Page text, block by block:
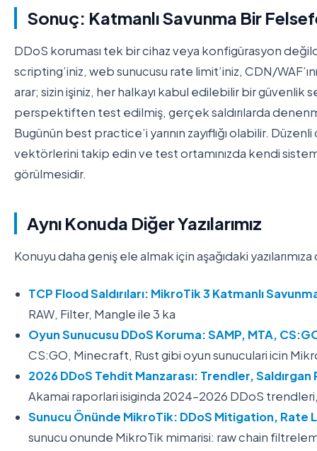
Sonuç: Katmanlı Savunma Bir
DDoS koruması tek bir cihaz veya konfigürasyon
scripting’iniz, web sunucusu rate limit’iniz, CDN/
arar; sizin işiniz, her halkayı kabul edilebilir bir güvenlik
perspektiften test edilmiş, gerçek saldırılarda
Bugünün best practice’i yarının zayıflığı olabilir.
vektörlerini takip edin ve test ortamınızda kendi
görülmesidir.
Aynı Konuda Diğer Yazılarımız
Konuyu daha geniş ele almak için aşağıdaki
TCP Flood Saldırıları: MikroTik 3 Katmanlı
RAW, Filter, Mangle ile 3 ka
Oyun Sunucusu DDoS Koruma: SAMP, MTA,
CS:GO, Minecraft, Rust gibi oyun sunuculari icin
2026 DDoS Tehdit Manzarası: Trendler, Saldırgan
Akamai raporlari isiginda 2024-2026 DDoS
Sunucu Önünde MikroTik: DDoS Mitigation, Rate
sunucu onunde MikroTik mimarisi: raw chain